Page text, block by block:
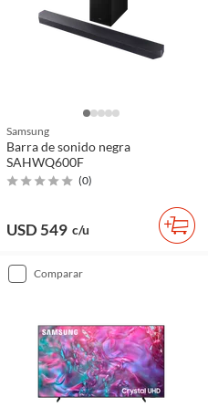
Samsung
Barra de sonido negra
SAHWQ600F
(0)
USD 549 c/u
comparar